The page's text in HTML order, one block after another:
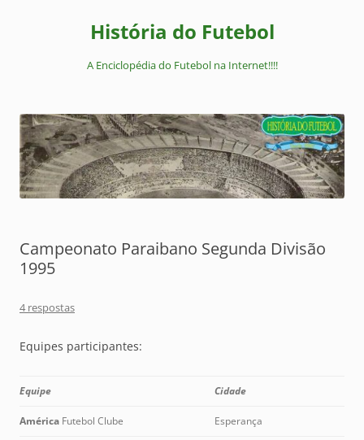
História do Futebol
A Enciclopédia do Futebol na Internet!!!!
Campeonato Paraibano Segunda Divisão
1995
4 respostas
Equipes participantes:
Equipe Cidade
América Futebol Clube Esperança